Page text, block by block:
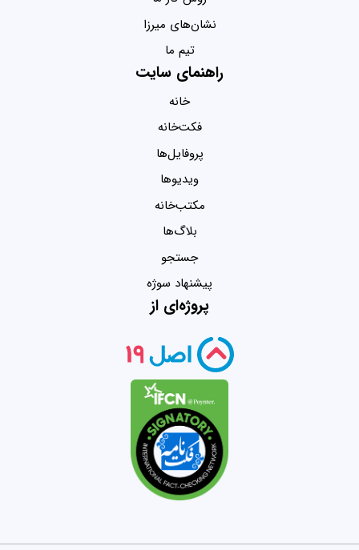
نشان‌های میرزا
تیم ما
راهنمای سایت
خانه
فکت‌خانه
پروفایل‌ها
ویدیو‌ها
مکتب‌خانه
بلاگ‌ها
جستجو
پیشنهاد سوژه
پروژه‌ای از